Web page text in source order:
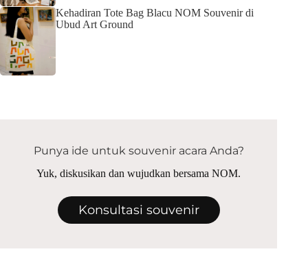
Kehadiran Tote Bag Blacu NOM Souvenir di
Ubud Art Ground
Punya ide untuk souvenir acara Anda?
Yuk, diskusikan dan wujudkan bersama NOM.
Konsultasi souvenir